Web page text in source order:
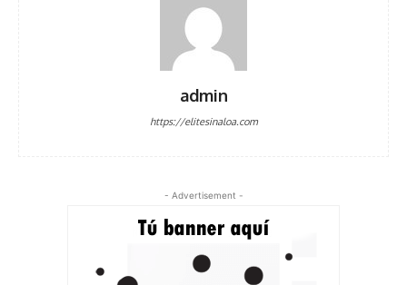
admin
https://elitesinaloa.com
- Advertisement -